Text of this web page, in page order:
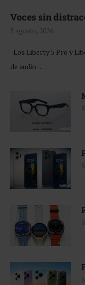
Voces sin
5 agosto, 2026
Los Liberty 5 Pro y
de audio …